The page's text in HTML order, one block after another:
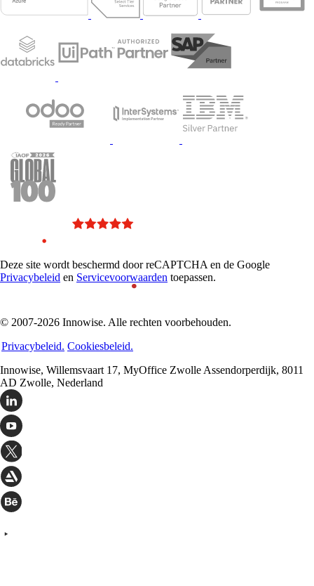
Deze site wordt beschermd door reCAPTCHA en de Google
Privacybeleid en Servicevoorwaarden toepassen.
© 2007-2026 Innowise. Alle rechten voorbehouden.
Privacybeleid. Cookiesbeleid.
Innowise, Willemsvaart 17, MyOffice Zwolle Assendorperdijk, 8011
AD Zwolle, Nederland